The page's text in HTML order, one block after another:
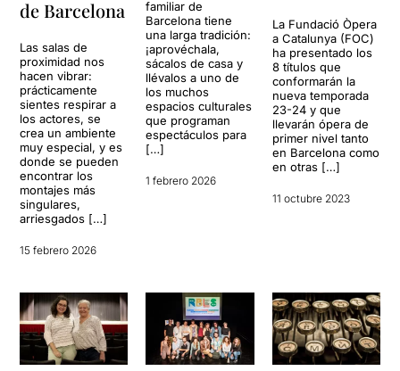
de Barcelona
Las salas de
proximidad nos
hacen vibrar:
prácticamente
sientes respirar a
los actores, se
crea un ambiente
muy especial, y es
donde se pueden
encontrar los
montajes más
singulares,
arriesgados […]
15 febrero 2026
familiar de
Barcelona tiene
una larga tradición:
¡aprovéchala,
sácalos de casa y
llévalos a uno de
los muchos
espacios culturales
que programan
espectáculos para
[…]
1 febrero 2026
La Fundació Òpera
a Catalunya (FOC)
ha presentado los
8 títulos que
conformarán la
nueva temporada
23-24 y que
llevarán ópera de
primer nivel tanto
en Barcelona como
en otras […]
11 octubre 2023